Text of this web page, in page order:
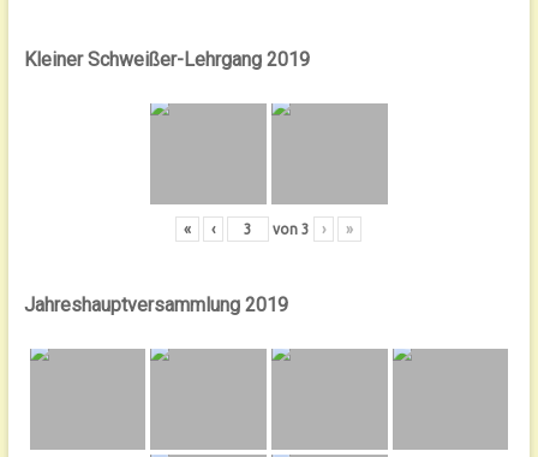
Kleiner Schweißer-Lehrgang 2019
« ‹ von3 › »
Jahreshauptversammlung 2019